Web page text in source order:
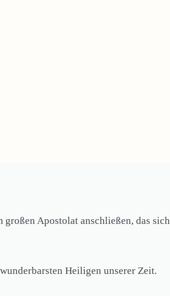
großen Apostolat anschließen, das sich
Heiligen unserer Zeit.